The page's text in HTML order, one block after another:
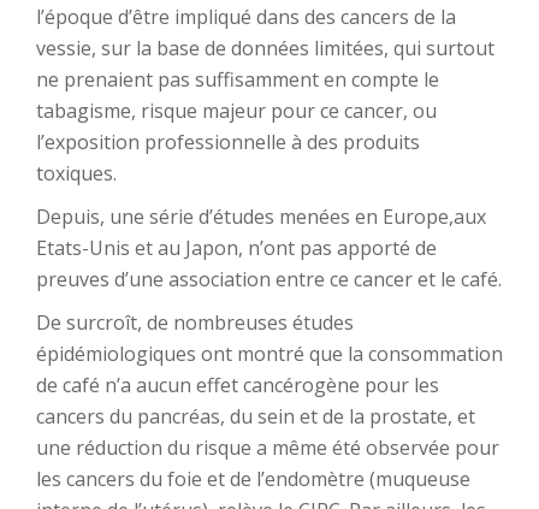
l’époque d’être impliqué dans des cancers de la
vessie, sur la base de données limitées, qui surtout
ne prenaient pas suffisamment en compte le
tabagisme, risque majeur pour ce cancer, ou
l’exposition professionnelle à des produits
toxiques.
Depuis, une série d’études menées en Europe,aux
Etats-Unis et au Japon, n’ont pas apporté de
preuves d’une association entre ce cancer et le café.
De surcroît, de nombreuses études
épidémiologiques ont montré que la consommation
de café n’a aucun effet cancérogène pour les
cancers du pancréas, du sein et de la prostate, et
une réduction du risque a même été observée pour
les cancers du foie et de l’endomètre (muqueuse